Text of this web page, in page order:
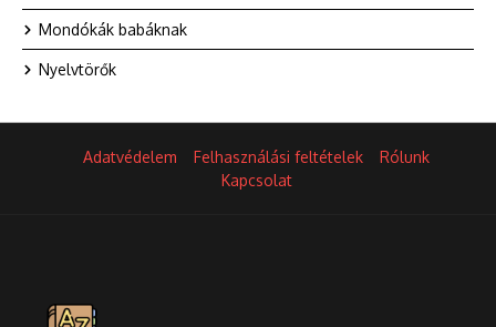
Mondókák babáknak
Nyelvtörők
Adatvédelem Felhasználási feltételek
Rólunk
Kapcsolat